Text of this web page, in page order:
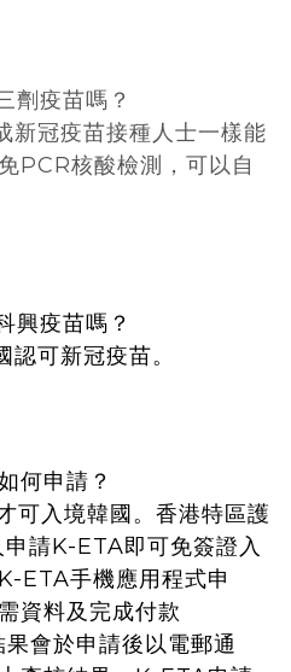
劑疫苗嗎？
新冠疫苗接種人士一樣能
PCR核酸檢測，可以自
興疫苗嗎？
可新冠疫苗。
何申請？
可入境韓國。香港特區護
請K-ETA即可免簽證入
ETA手機應用程式申
資料及完成付款
會於申請後以電郵通